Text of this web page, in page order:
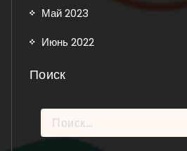
Май 2023
Июнь 2022
Поиск
Найти: